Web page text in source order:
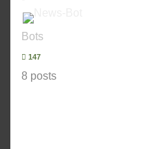
Bots
147
8 posts